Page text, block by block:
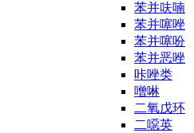
苯并呋喃
苯并噻唑
苯并噻吩
苯并恶唑
咔唑类
噌啉
二氧戊环
二噁英